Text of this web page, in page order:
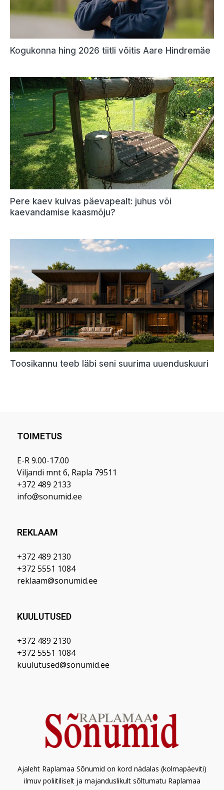
TOIMETUS
E-R 9.00-17.00
Viljandi mnt 6, Rapla 79511
+372 489 2133
info@sonumid.ee
REKLAAM
+372 489 2130
+372 5551 1084
reklaam@sonumid.ee
KUULUTUSED
+372 489 2130
+372 5551 1084
kuulutused@sonumid.ee
Ajaleht Raplamaa Sõnumid on kord nädalas (kolmapäeviti)
ilmuv poliitiliselt ja majanduslikult sõltumatu Raplamaa